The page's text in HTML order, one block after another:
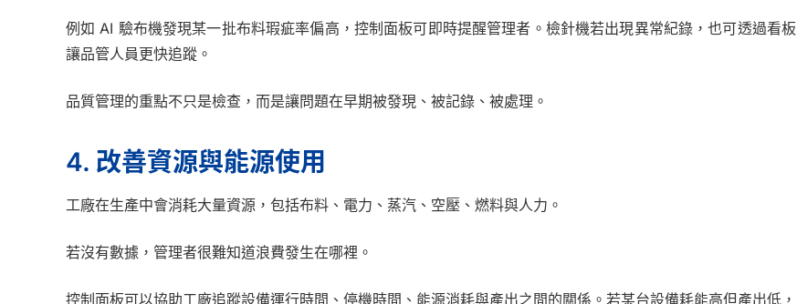
例如 AI 驗布機發現某一批布料瑕疵率偏高，控制面板可即時提醒管理者。檢針機若出現異常紀錄，也可透過看板
讓品管人員更快追蹤。
品質管理的重點不只是檢查，而是讓問題在早期被發現、被記錄、被處理。
4. 改善資源與能源使用
工廠在生產中會消耗大量資源，包括布料、電力、蒸汽、空壓、燃料與人力。
若沒有數據，管理者很難知道浪費發生在哪裡。
控制面板可以協助工廠追蹤設備運行時間、停機時間、能源消耗與產出之間的關係。若某台設備耗能高但產出低，